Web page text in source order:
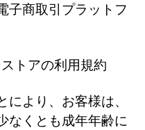
子商取引プラットフ
トアの利用規約
より、お客様は、
なくとも成年年齢に